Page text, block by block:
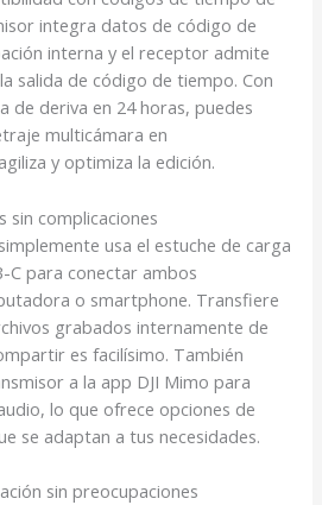
integra datos de código de
interna y el receptor admite
salida de código de tiempo. Con
de deriva en 24 horas, puedes
multicámara en
y optimiza la edición.
sin complicaciones
usa el estuche de carga
C para conectar ambos
o smartphone. Transfiere
grabados internamente de
es facilísimo. También
a la app DJI Mimo para
lo que ofrece opciones de
se adaptan a tus necesidades.
sin preocupaciones